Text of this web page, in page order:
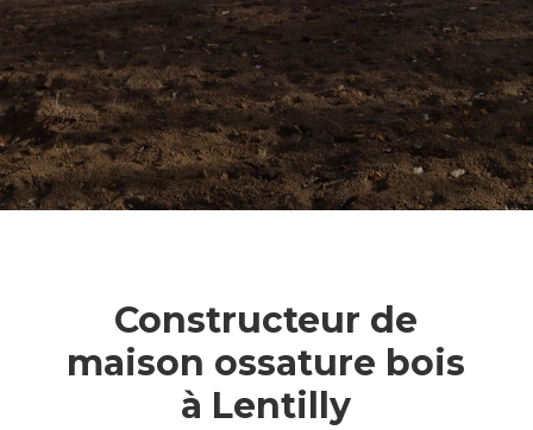
Constructeur de
maison ossature bois
à Lentilly